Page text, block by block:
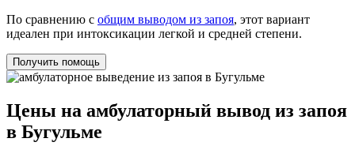
По сравнению с общим выводом из запоя, этот вариант
идеален при интоксикации легкой и средней степени.
Получить помощь
Цены на амбулаторный вывод из запоя
в Бугульме